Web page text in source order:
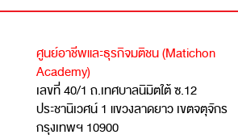
ศูนย์อาชีพและธุรกิจมติชน (Matichon
Academy)
เลขที่ 40/1 ถ.เทศบาลนิมิตใต้ ซ.12
ประชานิเวศน์ 1 แขวงลาดยาว เขตจตุจักร
กรุงเทพฯ 10900